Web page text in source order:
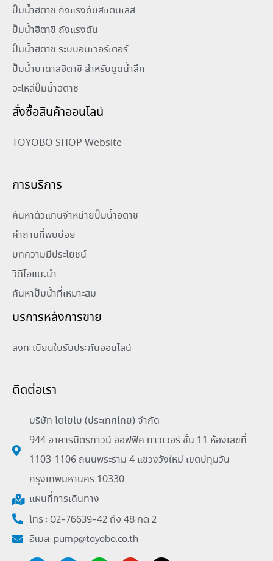
ปั๊มน้ำฮิตาชิ ถังแรงดันสแตนเลส
ปั๊มน้ำฮิตาชิ ถังแรงดัน
ปั๊มน้ำฮิตาชิ ระบบอินเวอร์เตอร์
ปั๊มน้ำบาดาลฮิตาชิ สำหรับดูดน้ำลึก
อะไหล่ปั๊มน้ำฮิตาชิ
สั่งซื้อสินค้าออนไลน์
TOYOBO SHOP Website
การบริการ
ค้นหาตัวแทนจำหน่ายปั๊มน้ำอิตาชิ
คำถามที่พบบ่อย
บทความมีประโยชน์
วิดีโอแนะนำ
ค้นหาปั๊มน้ำที่เหมาะสม
บริการหลังการขาย
ลงทะเบียนใบรับประกันออนไลน์
ติดต่อเรา
บริษัท โตโยโบ (ประเทศไทย) จำกัด
944 อาคารมิตรทาวน์ ออฟฟิค ทาวเวอร์ ชั้น 11 ห้องเลขที่
1103-1106 ถนนพระราม 4 แขวงวังใหม่ เขตปทุมวัน
กรุงเทพมหานคร 10330
แผนที่การเดินทาง
โทร : 02-76639-42 ถึง 48 กด 2
อีเมล: pump@toyobo.co.th